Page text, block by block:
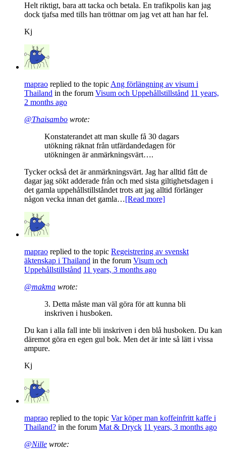
Helt riktigt, bara att tacka och betala. En trafikpolis kan jag
dock tjafsa med tills han tröttnar om jag vet att han har fel.
Kj
maprao replied to the topic Ang förlängning av visum i
Thailand in the forum Visum och Uppehållstillstånd 11 years,
2 months ago
@Thaisambo wrote:
Konstaterandet att man skulle få 30 dagars
utökning räknat från utfärdandedagen för
utökningen är anmärkningsvärt….
Tycker också det är anmärkningsvärt. Jag har alltid fått de
dagar jag sökt adderade från och med sista giltighetsdagen i
det gamla uppehållstillståndet trots att jag alltid förlänger
någon vecka innan det gamla…[Read more]
maprao replied to the topic Regeistrering av svenskt
äktenskap i Thailand in the forum Visum och
Uppehållstillstånd 11 years, 3 months ago
@makma wrote:
3. Detta måste man väl göra för att kunna bli
inskriven i husboken.
Du kan i alla fall inte bli inskriven i den blå husboken. Du kan
däremot göra en egen gul bok. Men det är inte så lätt i vissa
ampure.
Kj
maprao replied to the topic Var köper man koffeinfritt kaffe i
Thailand? in the forum Mat & Dryck 11 years, 3 months ago
@Nille wrote: